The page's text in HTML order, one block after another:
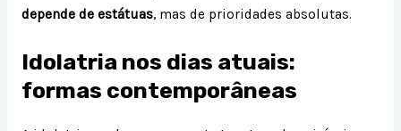
depende de estátuas, mas de prioridades absolutas.
Idolatria nos dias atuais:
formas contemporâneas